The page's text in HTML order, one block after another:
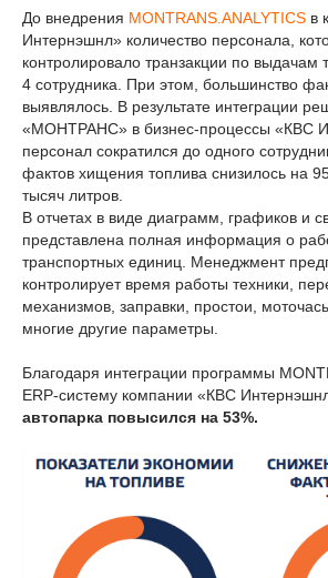
До внедрения MONTRANS.ANALYTICS в
Интернэшнл» количество персонала,
контролировало транзакции по выдачам
4 сотрудника. При этом, большинство
выявлялось. В результате интеграции
«МОНТРАНС» в бизнес-процессы «КВС
персонал сократился до одного
фактов хищения топлива снизилось на
тысяч литров.
В отчетах в виде диаграмм, графиков и
представлена полная информация о
транспортных единиц. Менеджмент
контролирует время работы техники,
механизмов, заправки, простои,
многие другие параметры.
Благодаря интеграции программы
ERP-систему компании «КВС
автопарка повысился на 53%.